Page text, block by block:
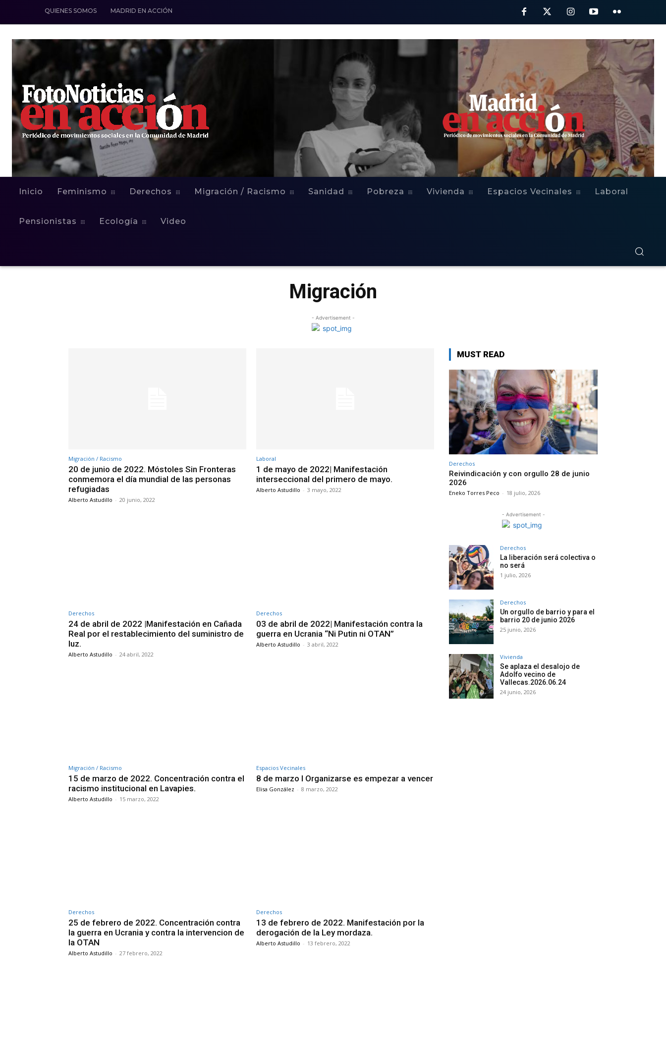
QUIENES SOMOS MADRID EN ACCIÓN
Inicio Feminismo Derechos Migración / Racismo Sanidad Pobreza Vivienda Espacios Vecinales Laboral
Pensionistas Ecología Video
Migración
- Advertisement -
Migración / Racismo
20 de junio de 2022. Móstoles Sin Fronteras
conmemora el día mundial de las personas
refugiadas
Alberto Astudillo - 20 junio, 2022
Laboral
1 de mayo de 2022| Manifestación
interseccional del primero de mayo.
Alberto Astudillo - 3 mayo, 2022
Derechos
24 de abril de 2022 |Manifestación en Cañada
Real por el restablecimiento del suministro de
luz.
Alberto Astudillo - 24 abril, 2022
Derechos
03 de abril de 2022| Manifestación contra la
guerra en Ucrania “Ni Putin ni OTAN”
Alberto Astudillo - 3 abril, 2022
Migración / Racismo
15 de marzo de 2022. Concentración contra el
racismo institucional en Lavapies.
Alberto Astudillo - 15 marzo, 2022
Espacios Vecinales
8 de marzo I Organizarse es empezar a vencer
Elisa González - 8 marzo, 2022
Derechos
25 de febrero de 2022. Concentración contra
la guerra en Ucrania y contra la intervencion de
la OTAN
Alberto Astudillo - 27 febrero, 2022
Derechos
13 de febrero de 2022. Manifestación por la
derogación de la Ley mordaza.
Alberto Astudillo - 13 febrero, 2022
MUST READ
Derechos
Reivindicación y con orgullo 28 de junio
2026
Eneko Torres Peco - 18 julio, 2026
- Advertisement -
Derechos
La liberación será colectiva o
no será
1 julio, 2026
Derechos
Un orgullo de barrio y para el
barrio 20 de junio 2026
25 junio, 2026
Vivienda
Se aplaza el desalojo de
Adolfo vecino de
Vallecas.2026.06.24
24 junio, 2026